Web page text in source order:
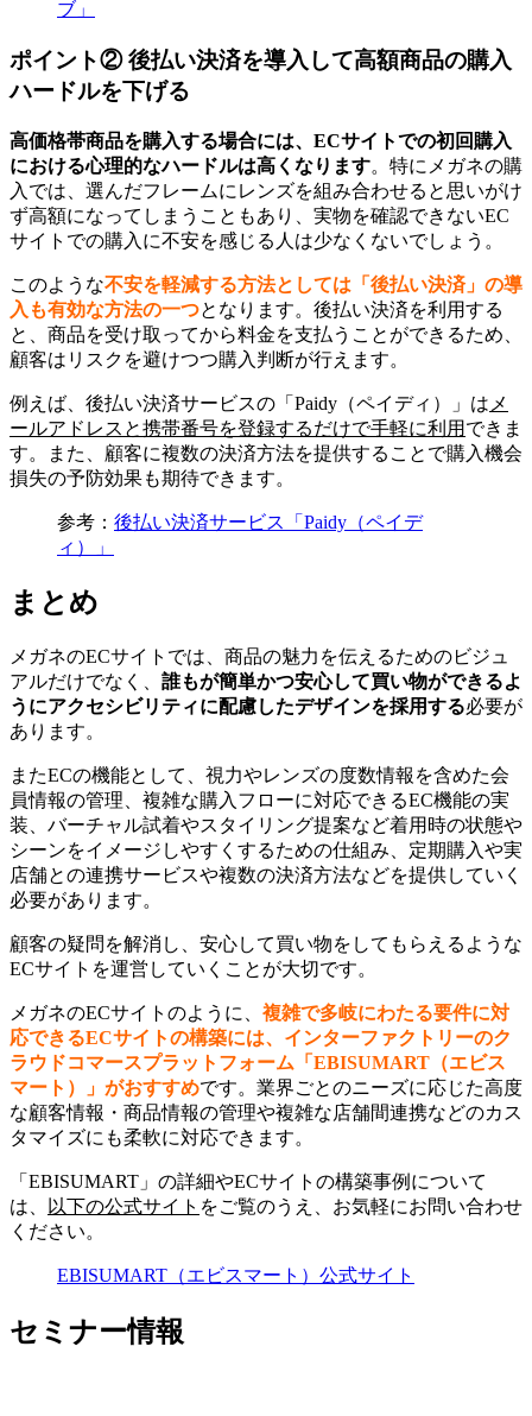
ブ」
ポイント② 後払い決済を導入して高額商品の購入
ハードルを下げる
高価格帯商品を購入する場合には、ECサイトでの初回購入
における心理的なハードルは高くなります。特にメガネの購
入では、選んだフレームにレンズを組み合わせると思いがけ
ず高額になってしまうこともあり、実物を確認できないEC
サイトでの購入に不安を感じる人は少なくないでしょう。
このような不安を軽減する方法としては「後払い決済」の導
入も有効な方法の一つとなります。後払い決済を利用する
と、商品を受け取ってから料金を支払うことができるため、
顧客はリスクを避けつつ購入判断が行えます。
例えば、後払い決済サービスの「Paidy（ペイディ）」は メ
ールアドレスと携帯番号を登録するだけで手軽に利用 できま
す。また、顧客に複数の決済方法を提供することで購入機会
損失の予防効果も期待できます。
参考： 後払い決済サービス「Paidy（ペイデ
ィ）」
まとめ
メガネのECサイトでは、商品の魅力を伝えるためのビジュ
アルだけでなく、 誰もが簡単かつ安心して買い物ができるよ
うにアクセシビリティに配慮したデザインを採用する必要が
あります。
またECの機能として、視力やレンズの度数情報を含めた会
員情報の管理、複雑な購入フローに対応できるEC機能の実
装、バーチャル試着やスタイリング提案など着用時の状態や
シーンをイメージしやすくするための仕組み、定期購入や実
店舗との連携サービスや複数の決済方法などを提供していく
必要があります。
顧客の疑問を解消し、安心して買い物をしてもらえるような
ECサイトを運営していくことが大切です。
メガネのECサイトのように、 複雑で多岐にわたる要件に対
応できるECサイトの構築には、インターファクトリーのク
ラウドコマースプラットフォーム「EBISUMART（エビス
マート）」がおすすめです。業界ごとのニーズに応じた高度
な顧客情報・商品情報の管理や複雑な店舗間連携などのカス
タマイズにも柔軟に対応できます。
「EBISUMART」の詳細やECサイトの構築事例について
は、
以下の公式サイト をご覧のうえ、お気軽にお問い合わせ
ください。
EBISUMART（エビスマート）公式サイト
セミナー情報